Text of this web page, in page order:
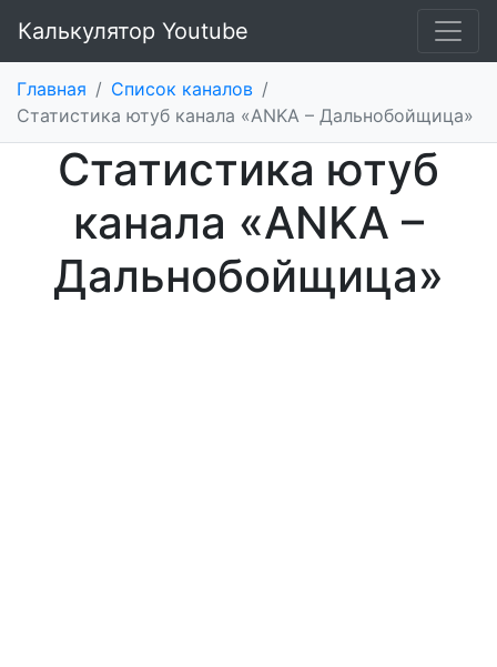
Калькулятор Youtube
Главная / Список каналов /
Статистика ютуб канала «ANKA – Дальнобойщица»
Статистика ютуб
канала «ANKA –
Дальнобойщица»